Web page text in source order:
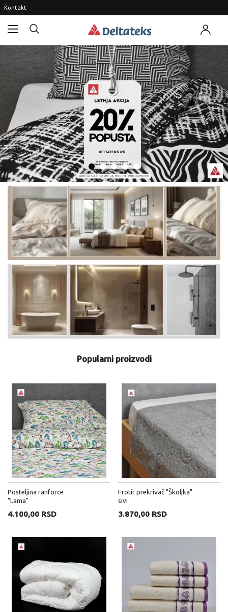
Kontakt
Popularni proizvodi
Posteljina ranforce
"Lama"
4.100,00 RSD
Frotir prekrivač "Školjka"
sivi
3.870,00 RSD